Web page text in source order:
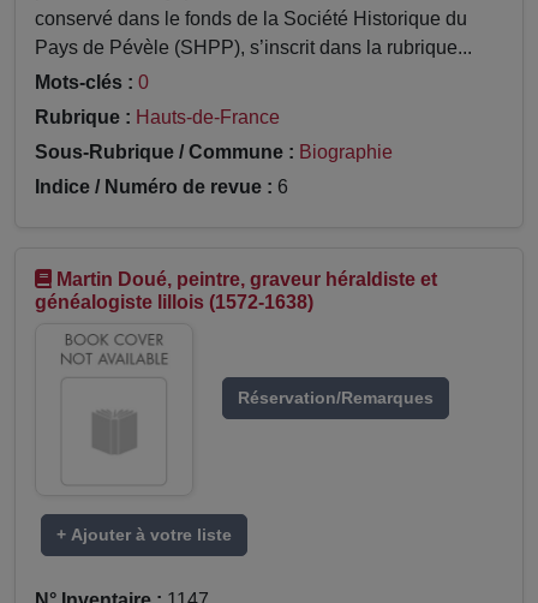
conservé dans le fonds de la Société Historique du
Pays de Pévèle (SHPP), s’inscrit dans la rubrique...
Mots-clés : 0
Rubrique : Hauts-de-France
Sous-Rubrique / Commune : Biographie
Indice / Numéro de revue : 6
Martin Doué, peintre, graveur héraldiste et
généalogiste lillois (1572-1638)
Réservation/Remarques
+ Ajouter à votre liste